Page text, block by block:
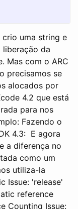
crio uma string e
liberação da
Mas com o ARC
precisamos se
alocados por
4.2 que está
para nos
Fazendo o
4.3: E agora
a diferença no
como um
utiliza-la
Issue: 'release'
reference
Counting Issue: